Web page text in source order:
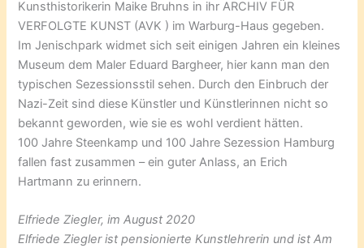
Kunsthistorikerin Maike Bruhns in ihr ARCHIV FÜR
VERFOLGTE KUNST (AVK ) im Warburg-Haus gegeben.
Im Jenischpark widmet sich seit einigen Jahren ein kleines
Museum dem Maler Eduard Bargheer, hier kann man den
typischen Sezessionsstil sehen. Durch den Einbruch der
Nazi-Zeit sind diese Künstler und Künstlerinnen nicht so
bekannt geworden, wie sie es wohl verdient hätten.
100 Jahre Steenkamp und 100 Jahre Sezession Hamburg
fallen fast zusammen – ein guter Anlass, an Erich
Hartmann zu erinnern.
Elfriede Ziegler, im August 2020
Elfriede Ziegler ist pensionierte Kunstlehrerin und ist Am